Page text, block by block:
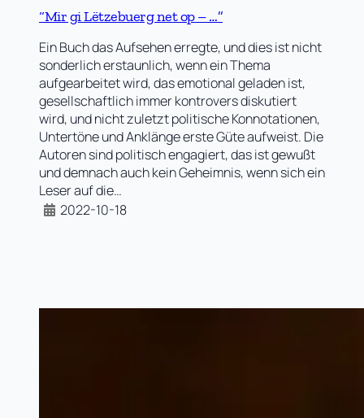
“Mir gi Lëtzebuerg net op – …”
Ein Buch das Aufsehen erregte, und dies ist nicht
sonderlich erstaunlich, wenn ein Thema
aufgearbeitet wird, das emotional geladen ist,
gesellschaftlich immer kontrovers diskutiert
wird, und nicht zuletzt politische Konnotationen,
Untertöne und Anklänge erste Güte aufweist. Die
Autoren sind politisch engagiert, das ist gewußt
und demnach auch kein Geheimnis, wenn sich ein
Leser auf die…
2022-10-18